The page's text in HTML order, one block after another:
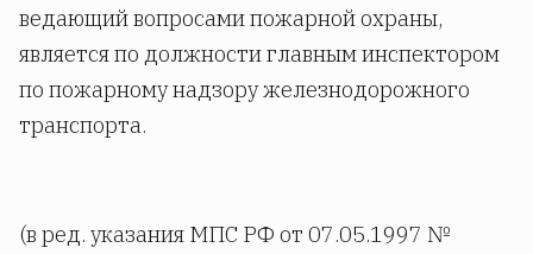
ведающий вопросами пожарной охраны,
является по должности главным инспектором
по пожарному надзору железнодорожного
транспорта.
(в ред. указания МПС РФ от 07.05.1997 №